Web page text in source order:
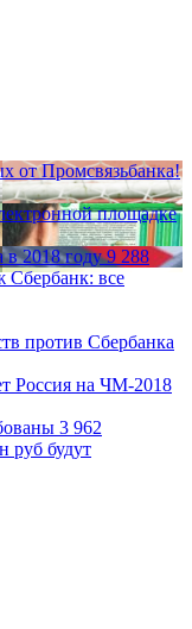
от Промсвязьбанка!
площадке
в 2018 году9 288
все
против Сбербанка
Россия на ЧМ-2018
3 962
руб будут